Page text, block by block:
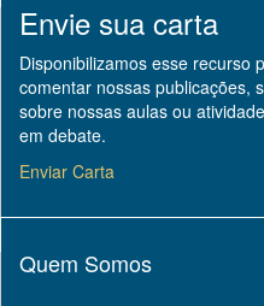
Envie sua carta
Disponibilizamos esse recurso
comentar nossas publicações,
sobre nossas aulas ou
em debate.
Enviar Carta
Quem Somos